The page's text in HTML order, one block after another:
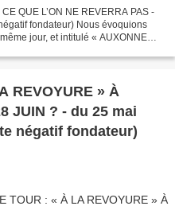
QUE L’ON NE REVERRA PAS -
fondateur) Nous évoquions
jour, et intitulé « AUXONNE
REVOYURE » À
JUIN ? - du 25 mai
négatif fondateur)